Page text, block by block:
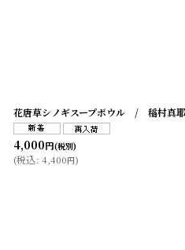
花唐草シノギスープボウル / 稲村真耶
4,000円(税別)
(税込: 4,400円)